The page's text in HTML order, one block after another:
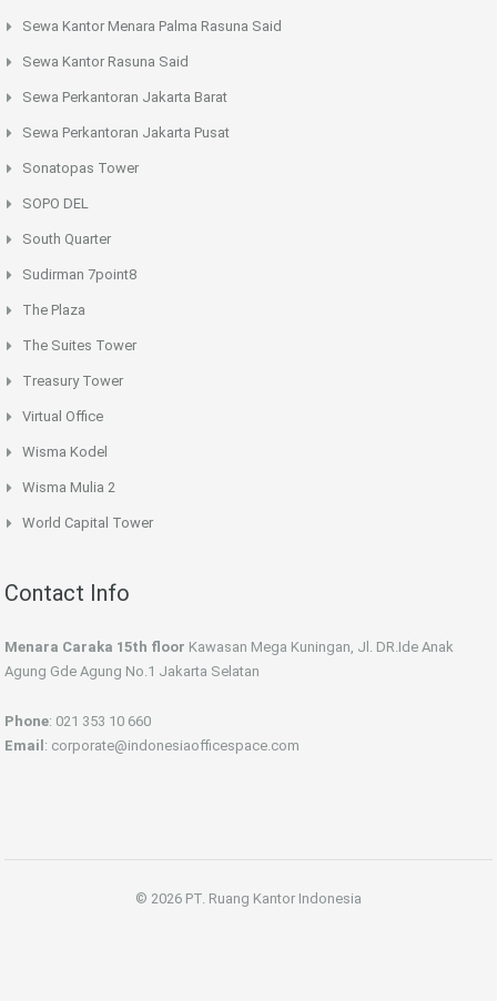
Sewa Kantor Menara Palma Rasuna Said
Sewa Kantor Rasuna Said
Sewa Perkantoran Jakarta Barat
Sewa Perkantoran Jakarta Pusat
Sonatopas Tower
SOPO DEL
South Quarter
Sudirman 7point8
The Plaza
The Suites Tower
Treasury Tower
Virtual Office
Wisma Kodel
Wisma Mulia 2
World Capital Tower
Contact Info
Menara Caraka 15th floor Kawasan Mega Kuningan, Jl. DR.Ide Anak
Agung Gde Agung No.1 Jakarta Selatan
Phone: 021 353 10 660
Email : corporate@indonesiaofficespace.com
© 2026 PT. Ruang Kantor Indonesia